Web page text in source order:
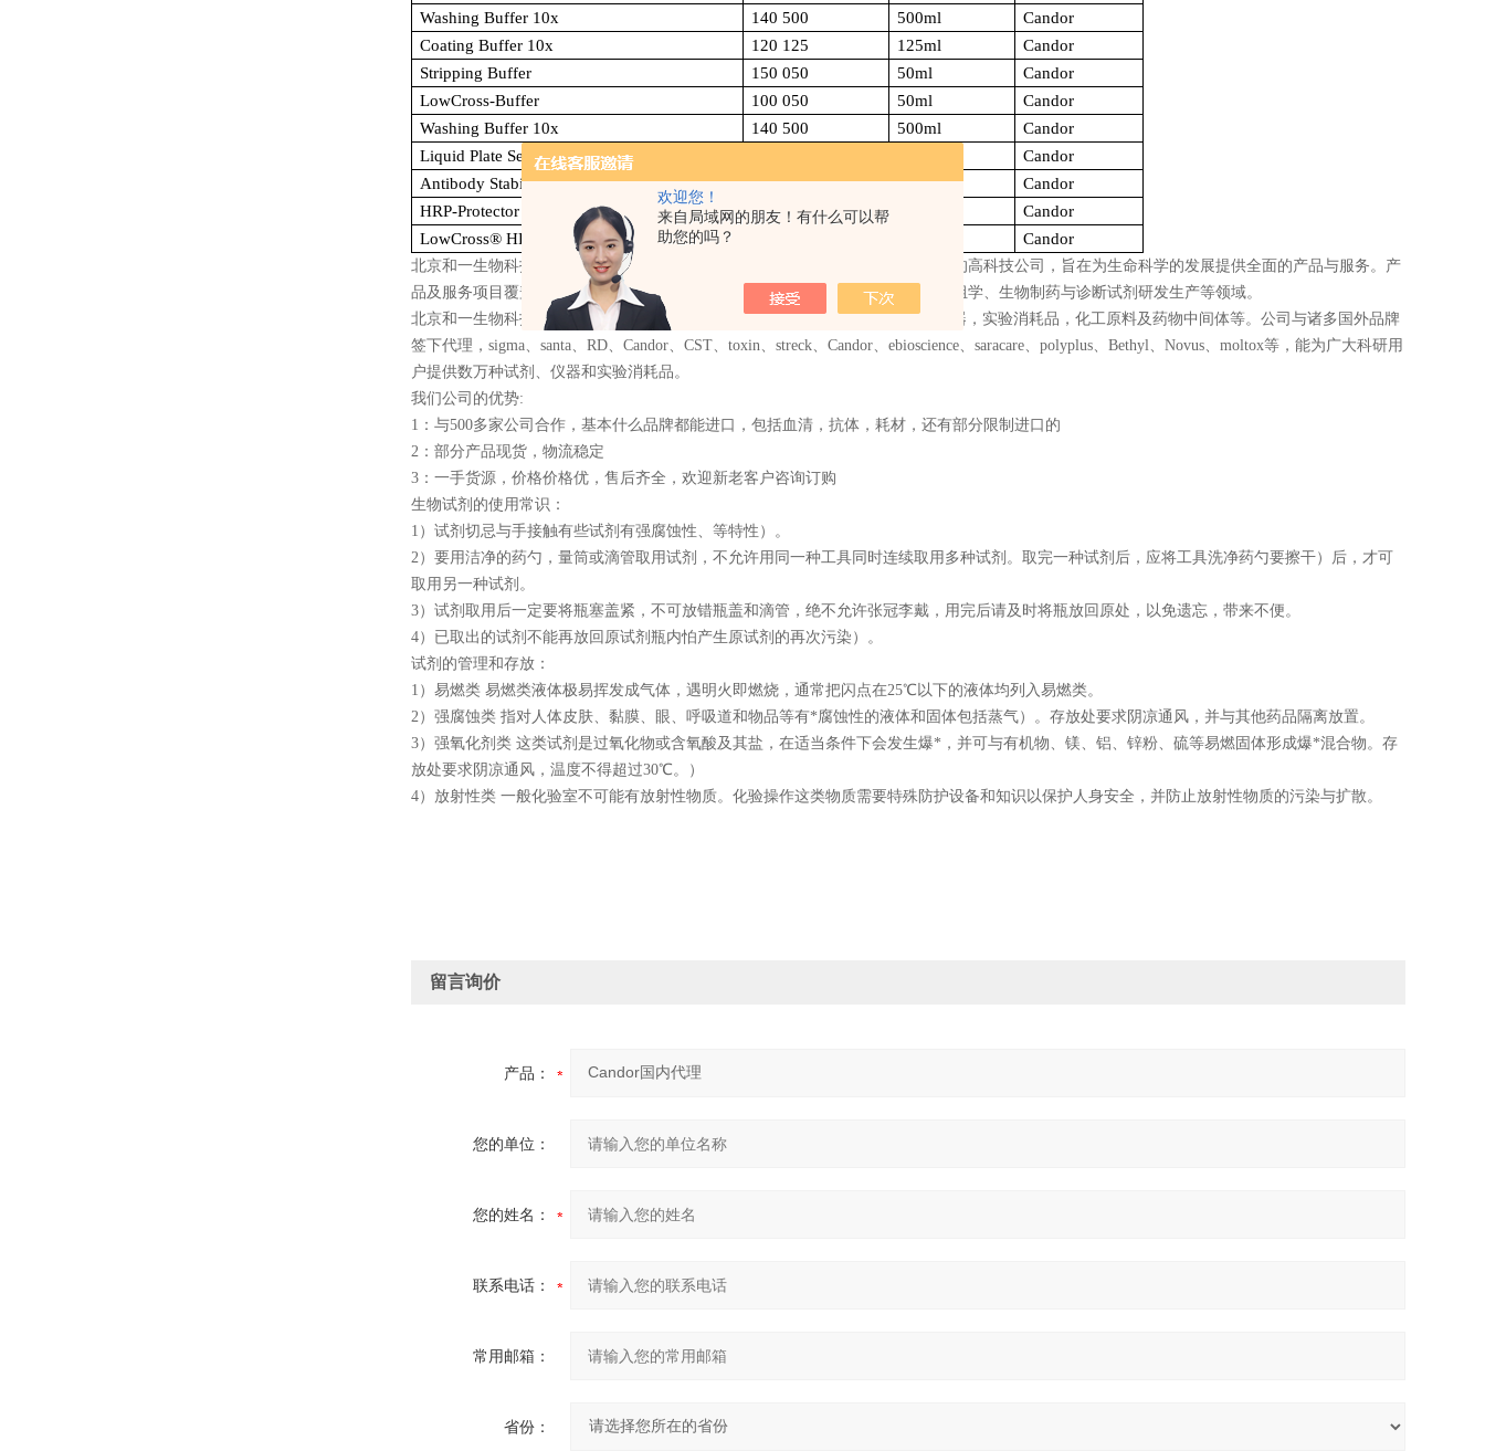
欢迎您！
来自局域网的朋友！有什么可以帮
助您的吗？
Washing Buffer 10x
140 500 500ml
Candor
Coating Buffer 10x
120 125 125ml
Candor
Stripping Buffer
150 050 50ml
Candor
LowCross-Buffer
100 050 50ml
Candor
Washing Buffer 10x
140 500 500ml
Candor
Liquid Plate Sealer®
Candor
Antibody Stabilizer
130 050 50ml
Candor
HRP-Protector
222 050
Candor
LowCross® HRP-Stab
Candor
北京和一生物科技有限公司是一家集进口试剂销售、技术服务与合约开发为一体的高科技公司，旨在为生命科学的发展提供全面的产品与服务。产
品及服务项目覆盖生物化学、细胞生物学、免疫学、植物学、分子生物学、蛋白组学、生物制药与诊断试剂研发生产等领域。
北京和一生物科技有限公司代理
Candor
全系列产品，专营进口生物试剂，科学仪器，实验消耗品，化工原料及药物中间体等。公司与诸多国外品牌
签下代理， sigma、 santa、 RD、 Candor、 CST、 toxin、 streck、 Candor、 ebioscience、 saracare、 polyplus、 Bethyl、 Novus、 moltox等，能为广大科研用
户提供数万种试剂、仪器和实验消耗品。
我们公司的优势:
1 ：与500多家公司合作，基本什么品牌都能进口，包括血清，抗体，耗材，还有部分限制进口的
2 ：部分产品现货，物流稳定
3 ：一手货源，价格价格优，售后齐全，欢迎新老客户咨询订购
生物试剂的使用常识：
1 ）试剂切忌与手接触有些试剂有强腐蚀性、等特性）。
2）要用洁净的药勺，量筒或滴管取用试剂，不允许用同一种工具同时连续取用多种试剂。取完一种试剂后，应将工具洗净药勺要擦干）后，才可
取用另一种试剂。
3）试剂取用后一定要将瓶塞盖紧，不可放错瓶盖和滴管，绝不允许张冠李戴，用完后请及时将瓶放回原处，以免遗忘，带来不便。
4）已取出的试剂不能再放回原试剂瓶内怕产生原试剂的再次污染）。
试剂的管理和存放：
1 ）易燃类 易燃类液体极易挥发成气体，遇明火即燃烧，通常把闪点在25℃以下的液体均列入易燃类。
2）强腐蚀类 指对人体皮肤、黏膜、眼、呼吸道和物品等有*腐蚀性的液体和固体包括蒸气）。存放处要求阴凉通风，并与其他药品隔离放置。
3）强氧化剂类 这类试剂是过氧化物或含氧酸及其盐，在适当条件下会发生爆* ，并可与有机物、镁、铝、锌粉、硫等易燃固体形成爆*混合物。存
放处要求阴凉通风，温度不得超过30℃。）
4）放射性类 一般化验室不可能有放射性物质。化验操作这类物质需要特殊防护设备和知识以保护人身安全，并防止放射性物质的污染与扩散。
留言询价
产品：
您的单位：
您的姓名：
联系电话：
常用邮箱：
省份：